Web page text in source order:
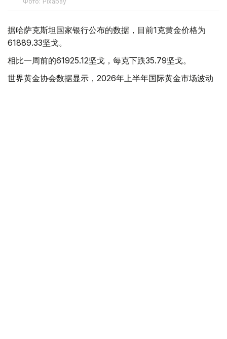
据哈萨克斯坦国家银行公布的数据，目前1克黄金价格为
61889.33坚戈。
相比一周前的61925.12坚戈，每克下跌35.79坚戈。
世界黄金协会数据显示，2026年上半年国际黄金市场波动